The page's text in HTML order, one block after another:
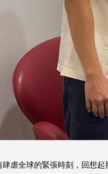
虐全球的緊張時刻，回想